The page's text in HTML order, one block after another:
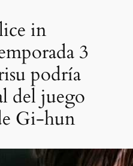
in
3
podría
del juego
Gi-hun